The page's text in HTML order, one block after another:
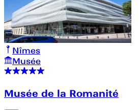
Nîmes
Musée
Musée de la Romanité